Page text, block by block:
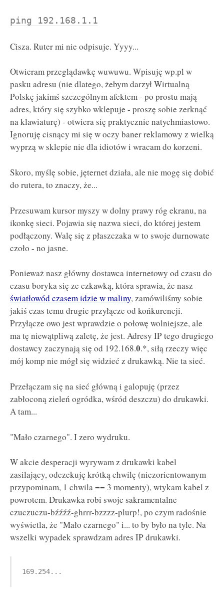
ping 192.168.1.1
Cisza. Ruter mi nie odpisuje. Yyyy...
Otwieram przeglądawkę wuwuwu. Wpisuję wp.pl w
pasku adresu (nie dlatego, żebym darzył Wirtualną
Polskę jakimś szczególnym afektem - po prostu mają
adres, który się szybko wklepuje - proszę sobie zerknąć
na klawiaturę) - otwiera się praktycznie natychmiastowo.
Ignoruję cisnący mi się w oczy baner reklamowy z wielką
wyprzą w sklepie nie dla idiotów i wracam do korzeni.
Skoro, myślę sobie, jęternet działa, ale nie mogę się dobić
do rutera, to znaczy, że...
Przesuwam kursor myszy w dolny prawy róg ekranu, na
ikonkę sieci. Pojawia się nazwa sieci, do której jestem
podłączony. Walę się z płaszczaka w to swoje durnowate
czoło - no jasne.
Ponieważ nasz główny dostawca internetowy od czasu do
czasu boryka się ze czkawką, która sprawia, że nasz
światłowód czasem idzie w maliny, zamówiliśmy sobie
jakiś czas temu drugie przyłącze od końkurencji.
Przyłącze owo jest wprawdzie o połowę wolniejsze, ale
ma tę niewątpliwą zaletę, że jest. Adresy IP tego drugiego
dostawcy zaczynają się od 192.168.0.*, siłą rzeczy więc
mój komp nie mógł się widzieć z drukawką. Nie ta sieć.
Przełączam się na sieć główną i galopuję (przez
zabłoconą zieleń ogródka, wśród deszczu) do drukawki.
A tam...
"Mało czarnego". I zero wydruku.
W akcie desperacji wyrywam z drukawki kabel
zasilający, odczekuję krótką chwilę (niezorientowanym
przypominam, 1 chwila == 3 momenty), wtykam kabel z
powrotem. Drukawka robi swoje sakramentalne
czuczuczu-bźźźź-ghrrr-bzzzz-plurp!, po czym radośnie
wyświetla, że "Mało czarnego" i... to by było na tyle. Na
wszelki wypadek sprawdzam adres IP drukawki.
169.254...